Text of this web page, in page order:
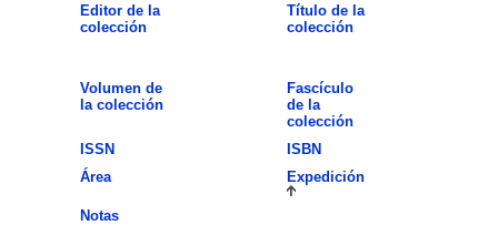
Editor de la
colección
Título de la
colección
Volumen de
la colección
Fascículo
de la
colección
ISSN
ISBN
Área
Expedición
Notas